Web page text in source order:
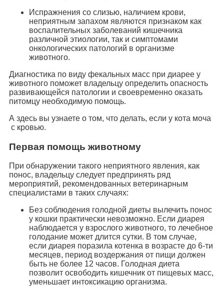
Испражнения со слизью, наличием крови,
неприятным запахом являются признаком как
воспалительных заболеваний кишечника
различной этиологии, так и симптомами
онкологических патологий в организме
животного.
Диагностика по виду фекальных масс при диарее у
животного поможет владельцу определить опасность
развивающейся патологии и своевременно оказать
питомцу необходимую помощь.
А здесь вы узнаете о том, что делать, если у кота моча
с кровью.
Первая помощь животному
При обнаружении такого неприятного явления, как
понос, владельцу следует предпринять ряд
мероприятий, рекомендованных ветеринарным
специалистами в таких случаях:
Без соблюдения голодной диеты вылечить понос
у кошки практически невозможно. Если диарея
наблюдается у взрослого животного, то лечебное
голодание может длится сутки. В том случае,
если диарея поразила котенка в возрасте до 6-ти
месяцев, период воздержания от пищи должен
быть не более 12 часов. Голодная диета
позволит освободить кишечник от пищевых масс,
уменьшает интоксикацию организма.